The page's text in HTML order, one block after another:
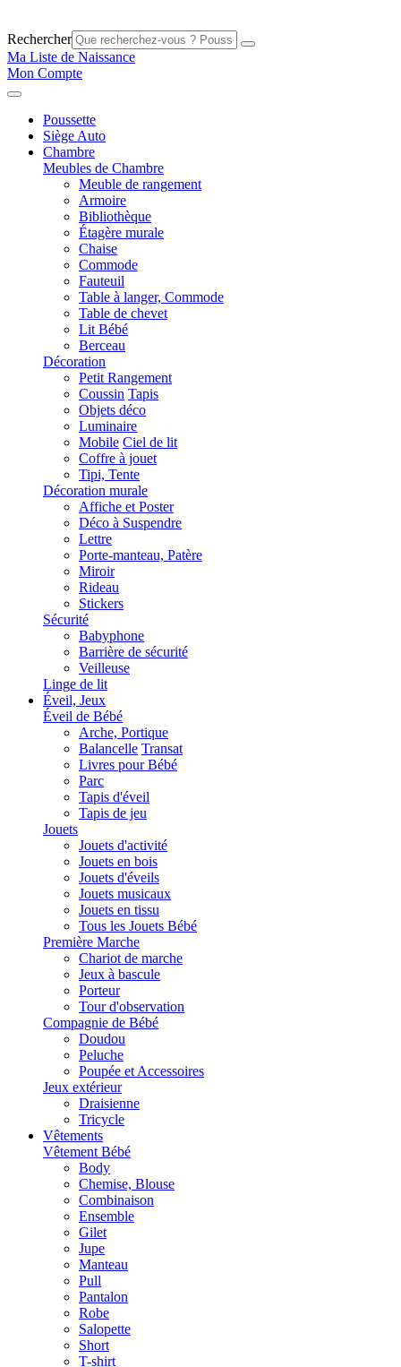
Rechercher
Ma Liste de Naissance
Mon Compte
Poussette
Siège Auto
Chambre
Meubles de Chambre
Meuble de rangement
Armoire
Bibliothèque
Étagère murale
Chaise
Commode
Fauteuil
Table à langer, Commode
Table de chevet
Lit Bébé
Berceau
Décoration
Petit Rangement
Coussin Tapis
Objets déco
Luminaire
Mobile Ciel de lit
Coffre à jouet
Tipi, Tente
Décoration murale
Affiche et Poster
Déco à Suspendre
Lettre
Porte-manteau, Patère
Miroir
Rideau
Stickers
Sécurité
Babyphone
Barrière de sécurité
Veilleuse
Linge de lit
Éveil, Jeux
Éveil de Bébé
Arche, Portique
Balancelle Transat
Livres pour Bébé
Parc
Tapis d'éveil
Tapis de jeu
Jouets
Jouets d'activité
Jouets en bois
Jouets d'éveils
Jouets musicaux
Jouets en tissu
Tous les Jouets Bébé
Première Marche
Chariot de marche
Jeux à bascule
Porteur
Tour d'observation
Compagnie de Bébé
Doudou
Peluche
Poupée et Accessoires
Jeux extérieur
Draisienne
Tricycle
Vêtements
Vêtement Bébé
Body
Chemise, Blouse
Combinaison
Ensemble
Gilet
Jupe
Manteau
Pull
Pantalon
Robe
Salopette
Short
T-shirt